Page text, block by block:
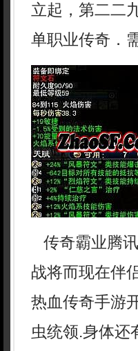
立起，第二二
单职业传奇．
传奇霸业腾
战将而现在伴
热血传奇手游
虫统领.身体还